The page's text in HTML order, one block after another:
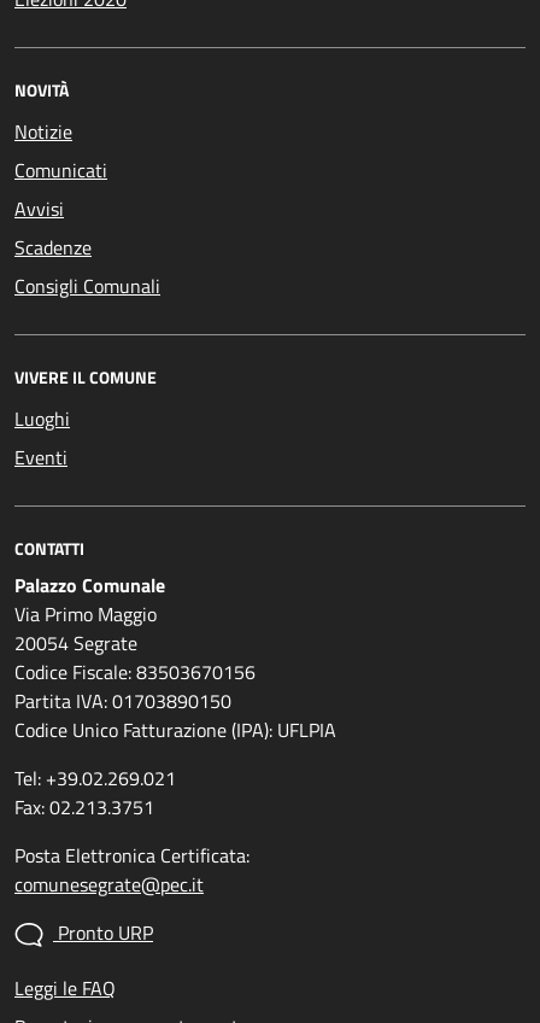
NOVITÀ
Notizie
Comunicati
Avvisi
Scadenze
Consigli Comunali
VIVERE IL COMUNE
Luoghi
Eventi
CONTATTI
Palazzo Comunale
Via Primo Maggio
20054 Segrate
Codice Fiscale: 83503670156
Partita IVA: 01703890150
Codice Unico Fatturazione (IPA): UFLPIA
Tel: +39.02.269.021
Fax: 02.213.3751
Posta Elettronica Certificata:
comunesegrate@pec.it
Pronto URP
Leggi le FAQ